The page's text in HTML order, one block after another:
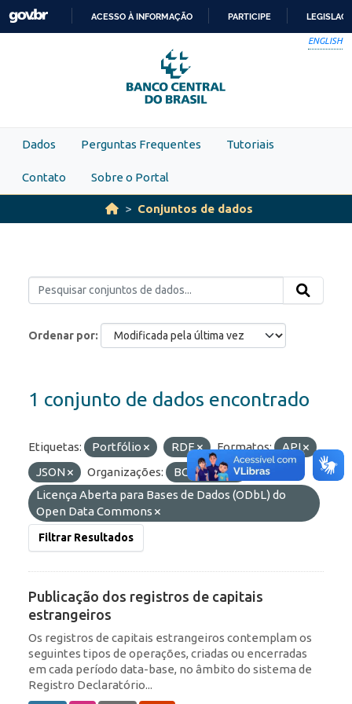
Skip to main content
PARA
O
CONTEÚDO
ACESSO À INFORMAÇÃO PARTICIPE
ENGLISH
Dados Perguntas Frequentes Tutoriais
Contato Sobre o Portal
Conjuntos de dados
Ordenar por
1 conjunto de dados encontrado
Etiquetas: Portfólio RDE Formatos:
API
JSON
Organizações: BCB/Dstat
Licenças:
Licença Aberta para Bases de Dados (ODbL) do
Open Data Commons
Filtrar Resultados
Publicação dos registros de capitais
estrangeiros
Os registros de capitais estrangeiros contemplam os
seguintes tipos de operações, criadas ou encerradas
em cada período data-base, no âmbito do sistema de
Registro Declaratório...